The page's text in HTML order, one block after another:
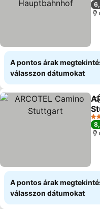
A pontos árak
válasszon dátumokat
4
A pontos árak
válasszon dátumokat